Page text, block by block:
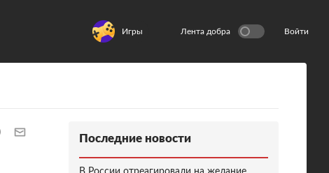
Игры Лента добра Войти
Последние новости